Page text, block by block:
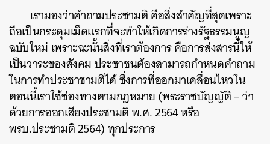
เรามองว่าคำถามประชามติ คือสิ่งสำคัญที่สุดเพราะ
ถือเป็นกระดุมเม็ดแรกที่จะทำให้เกิดการร่างรัฐธรรมนูญ
ฉบับใหม่ เพราะฉะนั้นสิ่งที่เราต้องการ คือการส่งสารนี้ให้
เป็นวาระของสังคม ประชาชนต้องสามารถกำหนดคำถาม
ในการทำประชาชามติได้ ซึ่งการที่ออกมาเคลื่อนไหวใน
ตอนนี้เราใช้ช่องทางตามกฎหมาย (พระราชบัญญัติ – ว่า
ด้วยการออกเสียงประชามติ พ.ศ. 2564 หรือ
พรบ.ประชามติ 2564) ทุกประการ